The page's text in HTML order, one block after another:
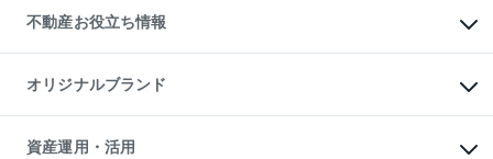
貸すガイド
事業用不動産
マンション投資
投資用マンション
アパート経営
収益物件
ビル購入（ビル一棟）
不動産お役立ち情報
マンションライブラリー
人気マンションランキング
暮らしに役立つ不動産メディア
不動産相場・不動産価格情報
オリジナルブランド
一棟リノベーションマンション
資産運用・活用